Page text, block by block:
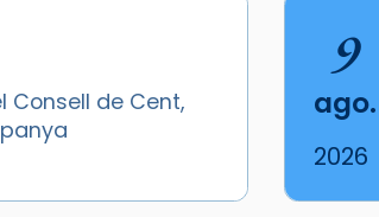
Consell de Cent,
9
ago.
2026